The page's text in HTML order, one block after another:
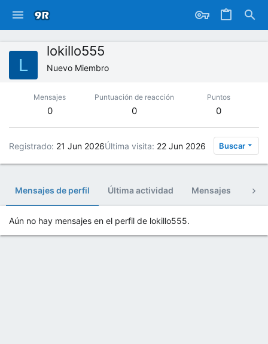
L
lokillo555
Nuevo Miembro
Mensajes
0
Puntuación de reacción
0
Puntos
0
Registrado 21 Jun 2026Última visita 22 Jun 2026 Buscar
Mensajes de perfil Última actividad Mensajes
Aún no hay mensajes en el perfil de lokillo555.